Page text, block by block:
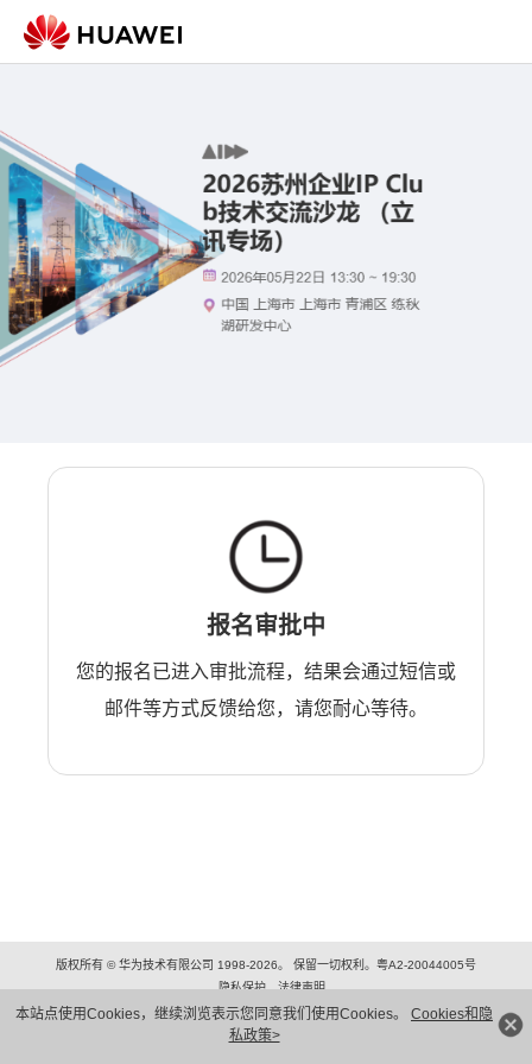
本站点使用Cookies，继续浏览表示您同意我们使用Cookies。 Cookies和隐
私政策>
报名审批中
您的报名已进入审批流程，结果会通过短信或
邮件等方式反馈给您，请您耐心等待。
版权所有 © 华为技术有限公司 1998-2026。 保留一切权利。粤A2-20044005号
隐私保护
法律声明